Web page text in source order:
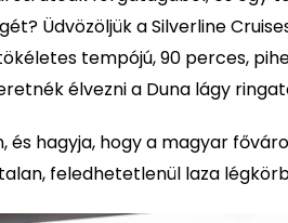
Üdvözöljük a Silverline
tempójú, 90 perces,
élvezni a Duna lágy
és hagyja, hogy a magyar
feledhetetlenül laza